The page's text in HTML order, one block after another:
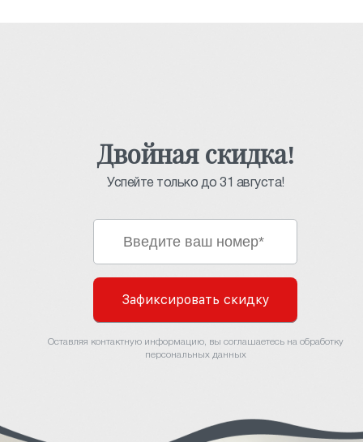
Двойная скидка!
Успейте только до 31 августа!
Зафиксировать скидку
Оставляя контактную информацию, вы соглашаетесь на обработку
персональных данных